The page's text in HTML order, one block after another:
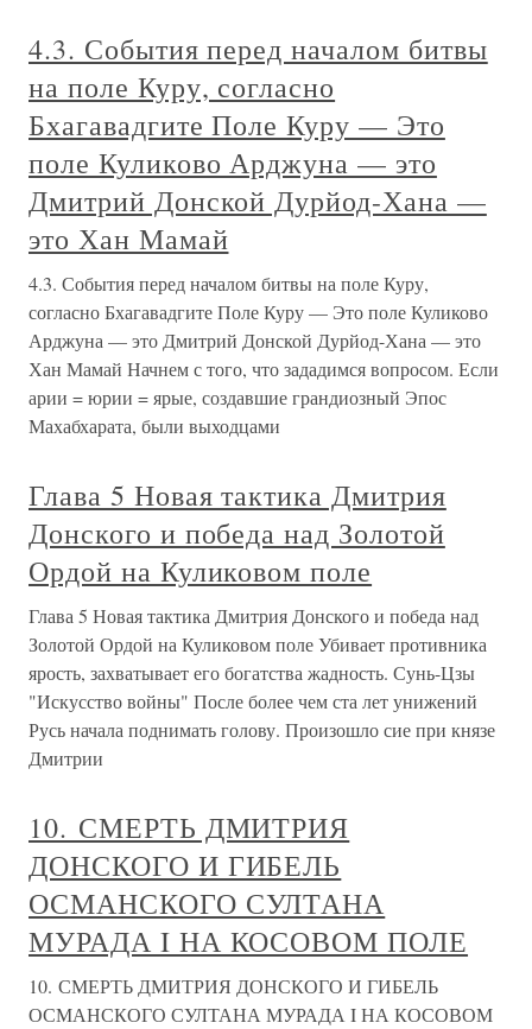
4.3. События перед началом битвы
на поле Куру, согласно
Бхагавадгите Поле Куру — Это
поле Куликово Арджуна — это
Дмитрий Донской Дурйод-Хана —
это Хан Мамай
4.3. События перед началом битвы на поле Куру,
согласно Бхагавадгите Поле Куру — Это поле Куликово
Арджуна — это Дмитрий Донской Дурйод-Хана — это
Хан Мамай Начнем с того, что зададимся вопросом. Если
арии = юрии = ярые, создавшие грандиозный Эпос
Махабхарата, были выходцами
Глава 5 Новая тактика Дмитрия
Донского и победа над Золотой
Ордой на Куликовом поле
Глава 5 Новая тактика Дмитрия Донского и победа над
Золотой Ордой на Куликовом поле Убивает противника
ярость, захватывает его богатства жадность. Сунь-Цзы
"Искусство войны" После более чем ста лет унижений
Русь начала поднимать голову. Произошло сие при князе
Дмитрии
10. СМЕРТЬ ДМИТРИЯ
ДОНСКОГО И ГИБЕЛЬ
ОСМАНСКОГО СУЛТАНА
МУРАДА I НА КОСОВОМ ПОЛЕ
10. СМЕРТЬ ДМИТРИЯ ДОНСКОГО И ГИБЕЛЬ
ОСМАНСКОГО СУЛТАНА МУРАДА I НА КОСОВОМ